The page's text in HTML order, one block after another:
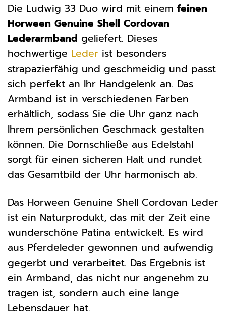
Die Ludwig 33 Duo wird mit einem feinen
Horween Genuine Shell Cordovan
Lederarmband geliefert. Dieses
hochwertige Leder ist besonders
strapazierfähig und geschmeidig und passt
sich perfekt an Ihr Handgelenk an. Das
Armband ist in verschiedenen Farben
erhältlich, sodass Sie die Uhr ganz nach
Ihrem persönlichen Geschmack gestalten
können. Die Dornschließe aus Edelstahl
sorgt für einen sicheren Halt und rundet
das Gesamtbild der Uhr harmonisch ab.
Das Horween Genuine Shell Cordovan Leder
ist ein Naturprodukt, das mit der Zeit eine
wunderschöne Patina entwickelt. Es wird
aus Pferdeleder gewonnen und aufwendig
gegerbt und verarbeitet. Das Ergebnis ist
ein Armband, das nicht nur angenehm zu
tragen ist, sondern auch eine lange
Lebensdauer hat.